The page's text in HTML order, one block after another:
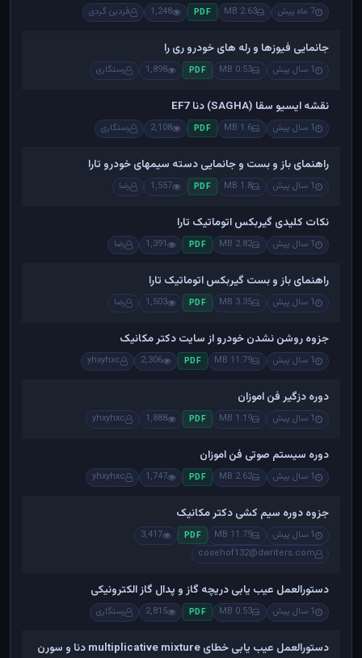
7 ماه پیش 2.63 MB
PDF
1,248 فردین گردی
جانمایی فیوزها و رله های خودرو ری را
1 سال پیش 0.53 MB
PDF
1,898 رستگاری
نقشه ایسیو سقا (SAGHA) دنا EF7
1 سال پیش 1.6 MB
PDF
2,108 رستگاری
راهنمای باز و بست و جانمایی دسته سیمهای خودرو تارا
1 سال پیش 1.8 MB
PDF
1,557 رضا
نکات کلیدی گیربکس اتوماتیک تارا
1 سال پیش 2.82 MB
PDF
1,391 رضا
راهنمای باز و بست گیربکس اتوماتیک تارا
1 سال پیش 3.35 MB
PDF
1,503 رضا
جزوه روشن نشدن خودرو از سایت دکتر مکانیک
1 سال پیش 11.79 MB
PDF
2,306
yhxyhxc
دوره دزگیر فن اموزان
1 سال پیش 1.19 MB
PDF
1,888
yhxyhxc
دوره سیستم صوتی فن اموزان
1 سال پیش 2.62 MB
PDF
1,747
yhxyhxc
جزوه دوره سیم کشی دکتر مکانیک
1 سال پیش 11.79 MB
PDF
3,417
cosehof132@dwriters.com
دستورالعمل عیب یابی دریچه گاز و پدال گاز الکترونیکی
1 سال پیش 0.53 MB
PDF
2,815 رستگاری
دستورالعمل عیب یابی خطای multiplicative mixture دنا و سورن